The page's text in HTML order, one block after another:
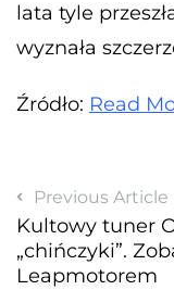
lata tyle
wyznała
Źródło: Read
Previous Article
Kultowy tuner
„chińczyki”.
Leapmotorem